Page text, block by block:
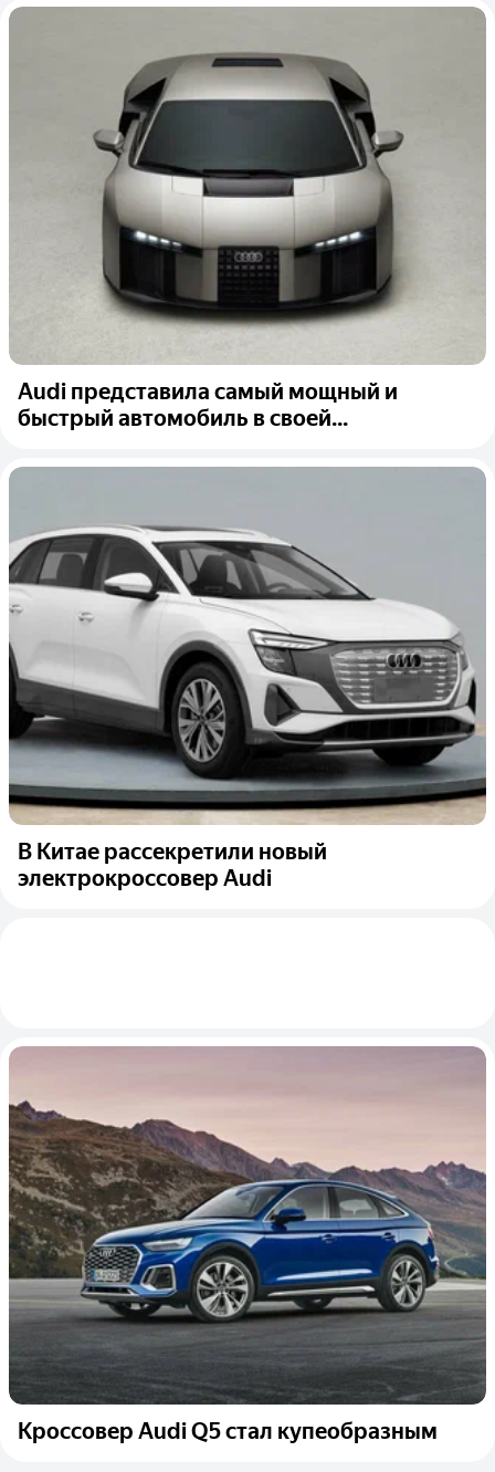
Audi представила самый мощный и
быстрый автомобиль в своей...
В Китае рассекретили новый
электрокроссовер Audi
Кроссовер Audi Q5 стал купеобразным